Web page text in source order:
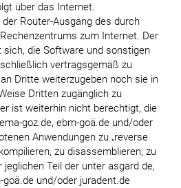
über das Internet.
Router-Ausgang des durch
zum Internet. Der
sich, die Software und sonstigen
vertragsgemäß zu
Dritte weiterzugeben noch sie in
Dritten zugänglich zu
ist weiterhin nicht berechtigt, die
goz.de, ebm-goä.de und/oder
Anwendungen zu „reverse
zu disassemblieren, zu
jeglichen Teil der unter asgard.de,
goä.de und/oder juradent.de